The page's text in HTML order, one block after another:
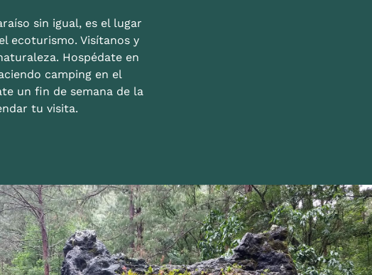
sin igual, es el lugar
ecoturismo. Visítanos y
Hospédate en
camping en el
un fin de semana de la
tu visita.